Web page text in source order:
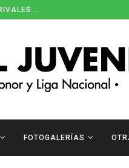
FOTOGALERÍAS